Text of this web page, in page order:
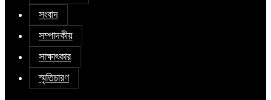
সংবাদ
সম্পাদকীয়
সাক্ষাৎকার
স্মৃতিচারণ